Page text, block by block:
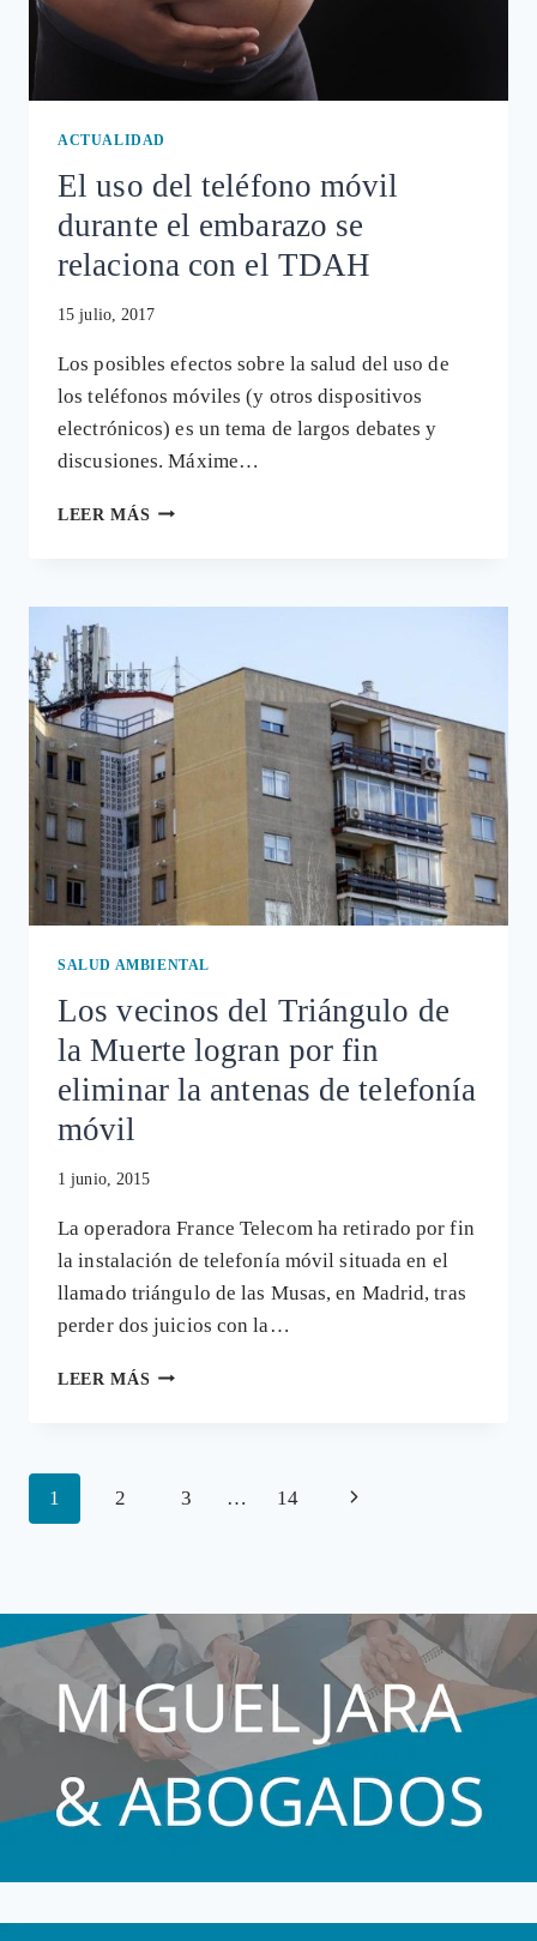
ACTUALIDAD
El uso del teléfono móvil
durante el embarazo se
relaciona con el TDAH
15 julio, 2017
Los posibles efectos sobre la salud del uso de
los teléfonos móviles (y otros dispositivos
electrónicos) es un tema de largos debates y
discusiones. Máxime…
LEER MÁS EL
MÓVIL
EMBARAZO
SE
RELACIONA
CON
EL
TDAH
SALUD AMBIENTAL
Los vecinos del Triángulo de
la Muerte logran por fin
eliminar la antenas de telefonía
móvil
1 junio, 2015
La operadora France Telecom ha retirado por fin
la instalación de telefonía móvil situada en el
llamado triángulo de las Musas, en Madrid, tras
perder dos juicios con la…
LEER MÁS LOS
ELIMINAR
LA
ANTENAS
DE
TELEFONÍA
MÓVIL
Navegación
de
1 2 3 … 14
Siguiente